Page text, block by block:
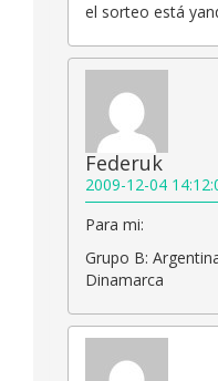
el sorteo está
Federuk
2009-12-04
Para mi:
Grupo B:
Dinamarca